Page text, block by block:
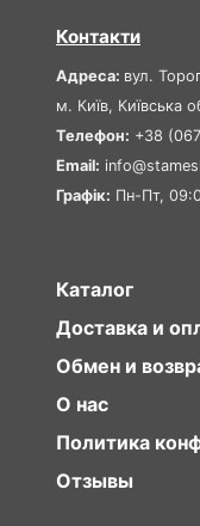
Контакти
Адреса: вул.
м. Київ, Київська
Телефон: +38
Email:
Графік: Пн-Пт,
Каталог
Доставка и
Обмен и
О нас
Политика
Отзывы